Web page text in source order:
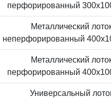
перфорированный
Металлический
неперфорированный
Металлический
перфорированный
Универсальный